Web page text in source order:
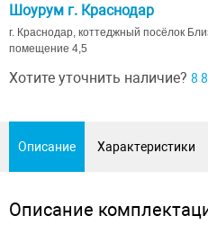
Шоурум г. Краснодар
г. Краснодар, коттеджный посёлок
помещение 4,5
Хотите уточнить наличие? 8
Описание Характеристики
Описание